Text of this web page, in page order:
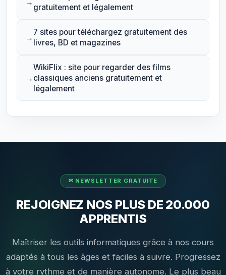
gratuitement et légalement
7 sites pour téléchargez gratuitement des
livres, BD et magazines
WikiFlix : site pour regarder des films
classiques anciens gratuitement et
légalement
REJOIGNEZ NOS PLUS DE 20.000
APPRENTIS
Maîtriser les outils informatiques grâce à nos cours
adaptés à tous les âges et faciles à suivre. Progressez
à votre rythme et de manière autonome. Le plus beau